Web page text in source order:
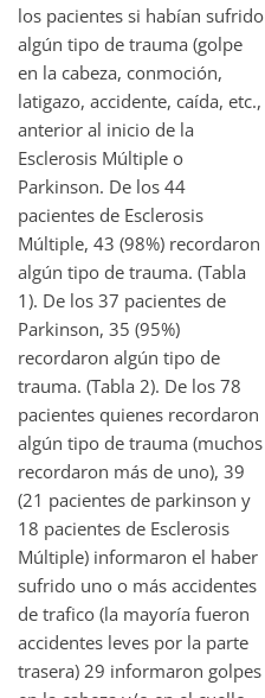
los pacientes si habían sufrido
algún tipo de trauma (golpe
en la cabeza, conmoción,
latigazo, accidente, caída, etc.,
anterior al inicio de la
Esclerosis Múltiple o
Parkinson. De los 44
pacientes de Esclerosis
Múltiple, 43 (98%) recordaron
algún tipo de trauma. (Tabla
1). De los 37 pacientes de
Parkinson, 35 (95%)
recordaron algún tipo de
trauma. (Tabla 2). De los 78
pacientes quienes recordaron
algún tipo de trauma (muchos
recordaron más de uno), 39
(21 pacientes de parkinson y
18 pacientes de Esclerosis
Múltiple) informaron el haber
sufrido uno o más accidentes
de trafico (la mayoría fueron
accidentes leves por la parte
trasera) 29 informaron golpes